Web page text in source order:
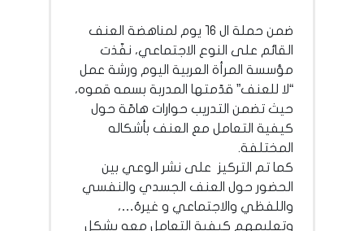
ضمن حملة ال ١٦ يوم لمناهضة العنف
القائم على النوع الاجتماعي، نفّذت
مؤسسة المرأة العربية اليوم ورشة عمل
“لا للعنف” قدّمتها المدربة بسمه قموه،
حيث تضمن التدريب حوارات هامّة حول
كيفية التعامل مع العنف بأشكاله
المختلفة.
كما تم التركيز على نشر الوعي بين
الحضور حول العنف الجسدي والنفسي
واللفظي والاجتماعي و غيرهُ…،
وتعليمهم كيفية التعامل معه بشكل